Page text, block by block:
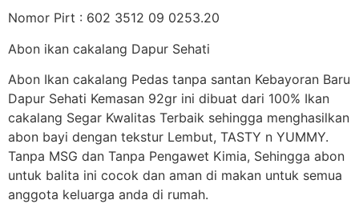
Nomor Pirt : 602 3512 09 0253.20
Abon ikan cakalang Dapur Sehati
Abon Ikan cakalang Pedas tanpa santan Kebayoran Baru
Dapur Sehati Kemasan 92gr ini dibuat dari 100% Ikan
cakalang Segar Kwalitas Terbaik sehingga menghasilkan
abon bayi dengan tekstur Lembut, TASTY n YUMMY.
Tanpa MSG dan Tanpa Pengawet Kimia, Sehingga abon
untuk balita ini cocok dan aman di makan untuk semua
anggota keluarga anda di rumah.